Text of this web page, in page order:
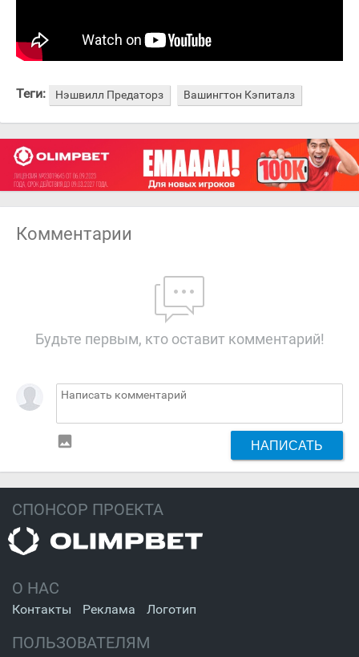
Теги: Нэшвилл Предаторз Вашингтон Кэпиталз
Комментарии
Будьте первым, кто оставит комментарий!
insert_photo НАПИСАТЬ
СПОНСОР ПРОЕКТА
О НАС
Контакты Реклама Логотип
ПОЛЬЗОВАТЕЛЯМ